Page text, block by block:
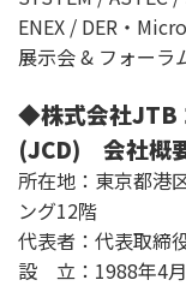
ENEX / DER・
展示会 & フォー
◆株式会社JTB
(JCD) 会社概
所在地：東京都港
ング12階
代表者：代表取
設 立：1988年4